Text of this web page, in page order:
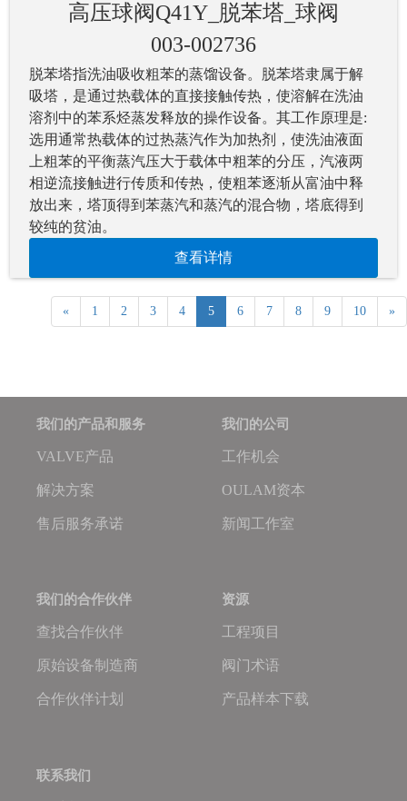
高压球阀Q41Y_脱苯塔_球阀
003-002736
脱苯塔指洗油吸收粗苯的蒸馏设备。脱苯塔隶属于解
吸塔，是通过热载体的直接接触传热，使溶解在洗油
溶剂中的苯系烃蒸发释放的操作设备。其工作原理是:
选用通常热载体的过热蒸汽作为加热剂，使洗油液面
上粗苯的平衡蒸汽压大于载体中粗苯的分压，汽液两
相逆流接触进行传质和传热，使粗苯逐渐从富油中释
放出来，塔顶得到苯蒸汽和蒸汽的混合物，塔底得到
较纯的贫油。
查看详情
« 1 2 3 4 5 6 7 8 9 10 »
我们的产品和服务
VALVE产品
解决方案
售后服务承诺
我们的公司
工作机会
OULAM资本
新闻工作室
我们的合作伙伴
查找合作伙伴
原始设备制造商
合作伙伴计划
资源
工程项目
阀门术语
产品样本下载
联系我们